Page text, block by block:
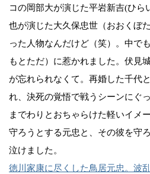
コの岡部大が演じた平岩新吉(ひら
也が演じた大久保忠世（おおくぼ
った人物なんだけど（笑）。中で
もとただ）に惹かれました。伏見
が忘れられなくて。再婚した千代
れ、決死の覚悟で戦うシーンにぐ
までわりとおちゃらけた軽いイメ
守ろうとする元忠と、その彼を守
泣けました。
徳川家康に尽くした鳥居元忠。波